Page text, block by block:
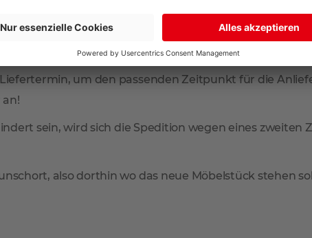
ob die Lieferung durch unseren eigenen Fuhrpark
Hermes 2-Mann-Handling.
um den passenden Zeitpunkt für die
sein, wird sich die Spedition wegen eines zweiten
also dorthin wo das neue Möbelstück stehen